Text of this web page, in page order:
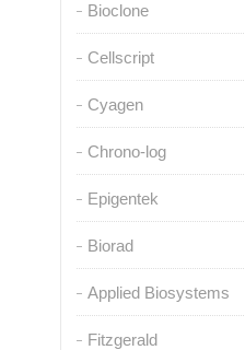
Bioclone
Cellscript
Cyagen
Chrono-log
Epigentek
Biorad
Applied Biosystems
Fitzgerald